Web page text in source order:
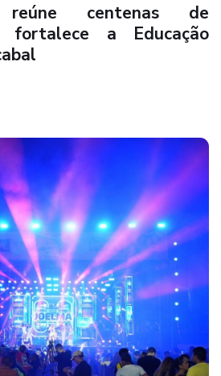
centenas de
fortalece a Educação